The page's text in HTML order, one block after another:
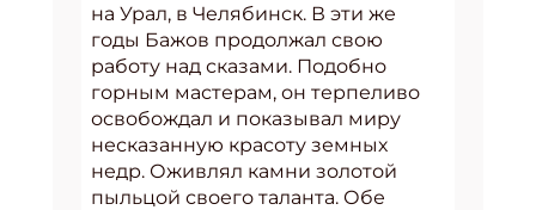
на Урал, в Челябинск. В эти же
годы Бажов продолжал свою
работу над сказами. Подобно
горным мастерам, он терпеливо
освобождал и показывал миру
несказанную красоту земных
недр. Оживлял камни золотой
пыльцой своего таланта. Обе